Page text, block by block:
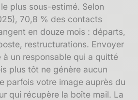
plus sous-estimé. Selon
70,8 % des contacts
en douze mois : départs,
restructurations. Envoyer
à un responsable qui a quitté
plus tôt ne génère aucun
parfois votre image auprès du
qui récupère la boîte mail. La